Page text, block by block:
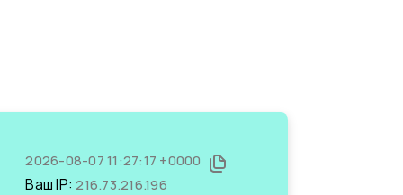
2026-08-07 11:27:17 +0000
Ваш IP:216.73.216.196